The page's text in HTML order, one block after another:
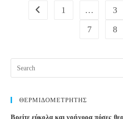
Go to the previous page
1 … 3
7
8
ΘΕΡΜΙΔΟΜΕΤΡΗΤΗΣ
Βρείτε εύκολα και γρήγορα πόσες